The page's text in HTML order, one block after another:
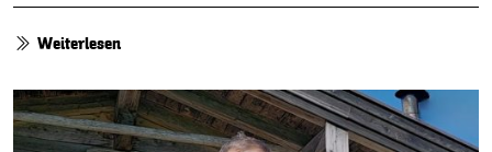
Weiterlesen